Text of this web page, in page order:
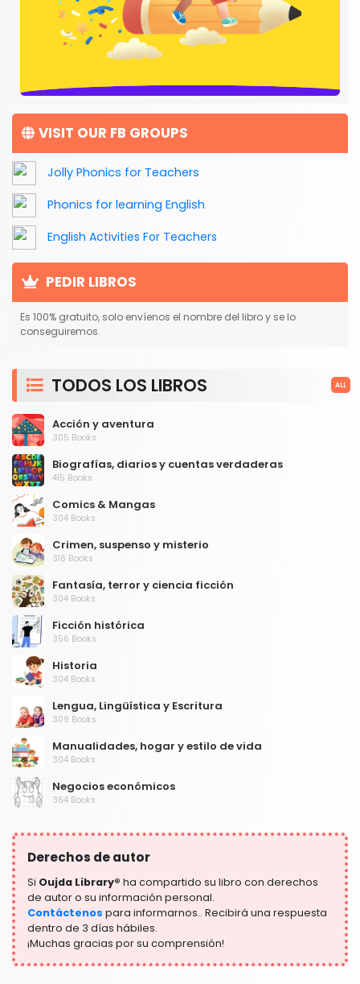
VISIT OUR FB GROUPS
Jolly Phonics for Teachers
Phonics for learning English
English Activities For Teachers
PEDIR LIBROS
Es 100% gratuito, solo envíenos el nombre del libro y se lo
conseguiremos.
TODOS LOS LIBROS ALL
Acción y aventura
305 Books
Biografías, diarios y cuentas verdaderas
415 Books
Comics & Mangas
304 Books
Crimen, suspenso y misterio
316 Books
Fantasía, terror y ciencia ficción
304 Books
Ficción histórica
356 Books
Historia
304 Books
Lengua, Lingüística y Escritura
309 Books
Manualidades, hogar y estilo de vida
304 Books
Negocios económicos
364 Books
304 Books
Derechos de autor
Si Oujda Library® ha compartido su libro con derechos
de autor o su información personal.
Contáctenos para informarnos.. Recibirá una respuesta
dentro de 3 días hábiles.
¡Muchas gracias por su comprensión!